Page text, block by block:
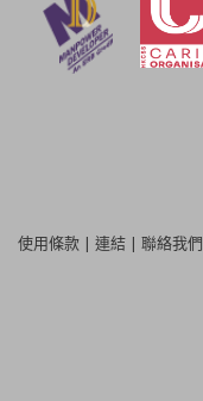
使用條款 | 連結 | 聯絡我們